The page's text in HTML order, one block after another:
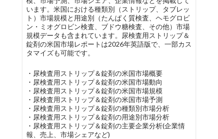
います。米国における種類別（ストリップ、タブレッ
ト）市場規模と用途別（たんぱく質検査、ヘモグロビ
ン・ミオグロビン検査、ブドウ糖検査、その他）市場
規模データも含まれています。尿検査用ストリップ＆
錠剤の米国市場レポートは2026年英語版で、一部カス
タマイズも可能です。
・尿検査用ストリップ＆錠剤の米国市場概要
・尿検査用ストリップ＆錠剤の米国市場動向
・尿検査用ストリップ＆錠剤の米国市場規模
・尿検査用ストリップ＆錠剤の米国市場予測
・尿検査用ストリップ＆錠剤の種類別市場分析
・尿検査用ストリップ＆錠剤の用途別市場分析
・尿検査用ストリップ＆錠剤の主要企業分析(企業情
報、売上、市場シェアなど)